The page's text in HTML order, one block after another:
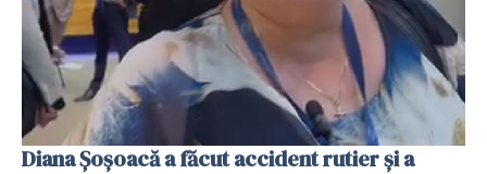
Diana Șoșoacă a făcut accident rutier și a